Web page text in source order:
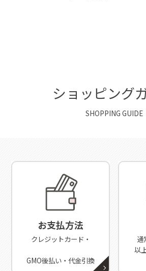
ショッピング
SHOPPING GUIDE
お支払方法
クレジットカード・
GMO後払い・代金引換
通
以